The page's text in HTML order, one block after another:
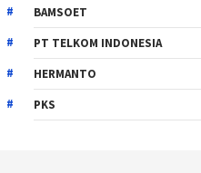
BAMSOET
PT TELKOM INDONESIA
HERMANTO
PKS